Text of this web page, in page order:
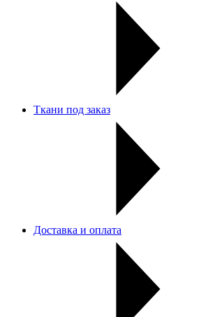
Ткани под заказ
Доставка и оплата